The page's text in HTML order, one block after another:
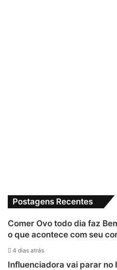
Postagens Recentes
Comer Ovo todo dia faz
o que acontece com seu
4 dias atrás
Influenciadora vai parar no